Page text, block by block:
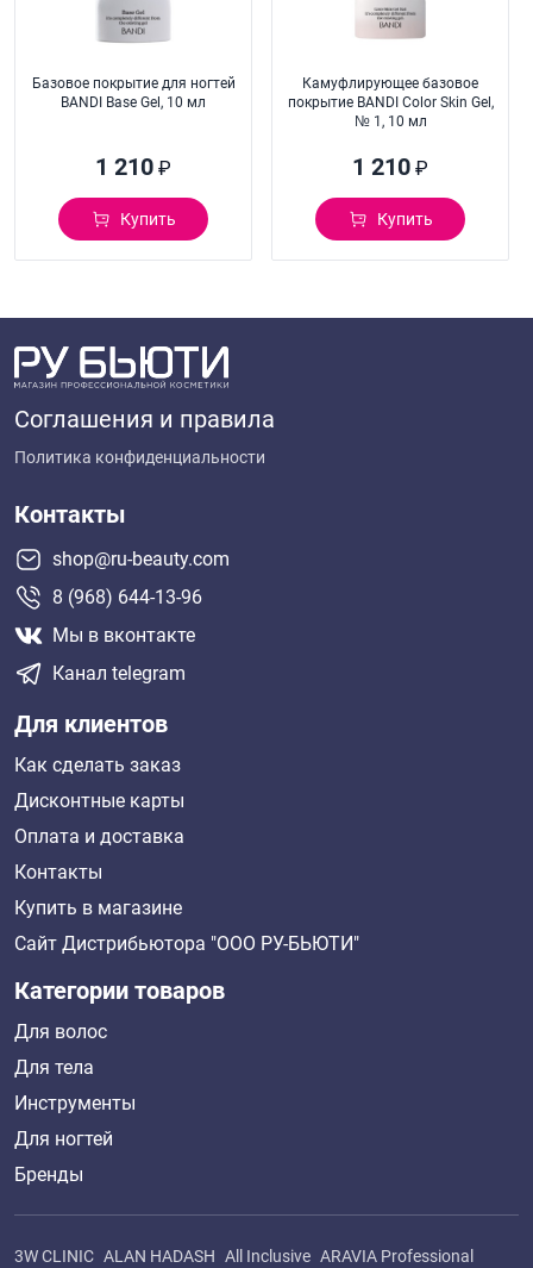
Базовое покрытие для ногтей
BANDI Base Gel, 10 мл
1 210 ₽
Купить
Камуфлирующее базовое
покрытие BANDI Color Skin Gel,
№ 1, 10 мл
1 210 ₽
Купить
Соглашения и правила
Политика конфиденциальности
Контакты
shop@ru-beauty.com
8 (968) 644-13-96
Мы в вконтакте
Канал telegram
Для клиентов
Как сделать заказ
Дисконтные карты
Оплата и доставка
Контакты
Купить в магазине
Сайт Дистрибьютора "ООО РУ-БЬЮТИ"
Категории товаров
Для волос
Для тела
Инструменты
Для ногтей
Бренды
3W CLINIC ALAN HADASH All Inclusive ARAVIA Professional